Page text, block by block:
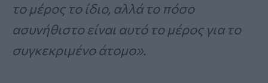
το μέρος το ίδιο, αλλά το πόσο
ασυνήθιστο είναι αυτό το μέρος για το
συγκεκριμένο άτομο».